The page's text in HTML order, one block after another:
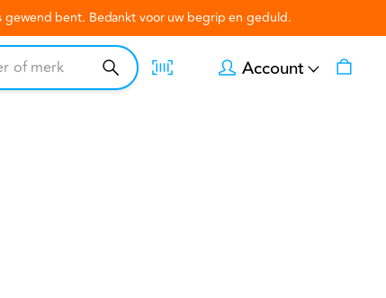
gewend bent. Bedankt voor uw begrip en geduld.
Account